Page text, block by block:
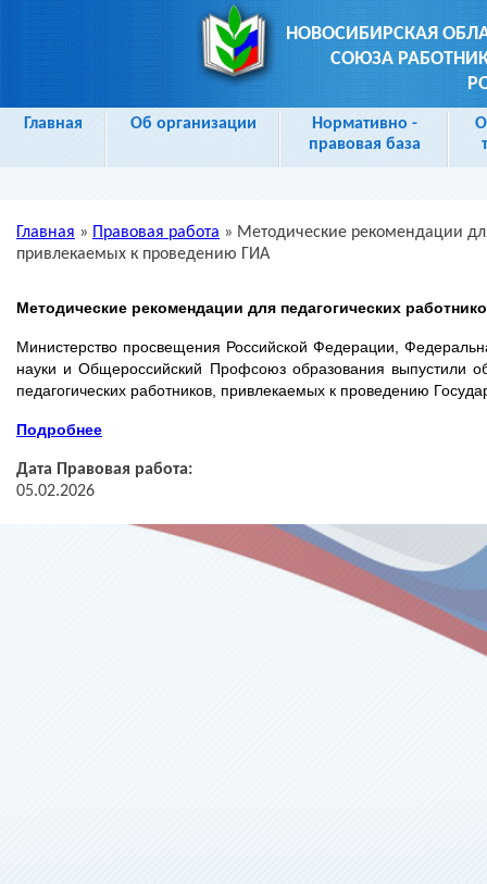
НОВОСИБИРСКАЯ
СОЮЗА
Главная Об организации
Нормативно -
правовая база
Вы здесь
Главная » Правовая работа » Методические рекомендации
привлекаемых к проведению ГИА
Методические рекомендации для педагогических
Министерство просвещения Российской Федерации,
науки и Общероссийский Профсоюз образования выпустили
педагогических работников, привлекаемых к проведению
Подробнее
Дата Правовая работа:
05.02.2026